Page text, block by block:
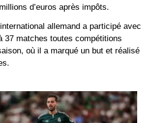
d’euros après impôts.
allemand a participé avec
37 matches toutes compétitions
où il a marqué un but et réalisé